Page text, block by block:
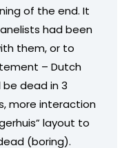
of the end. It
had been
them, or to
– Dutch
dead in 3
more interaction
layout to
(boring).